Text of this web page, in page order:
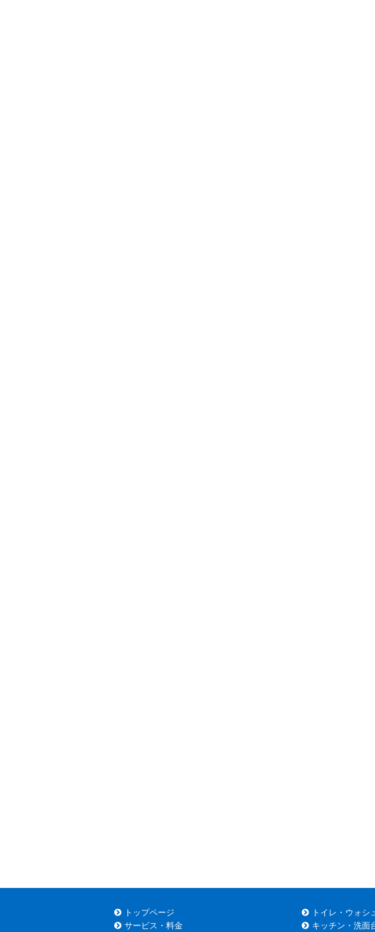
トップページ
サービス・料金
トイレ・ウォシ
キッチン・洗面